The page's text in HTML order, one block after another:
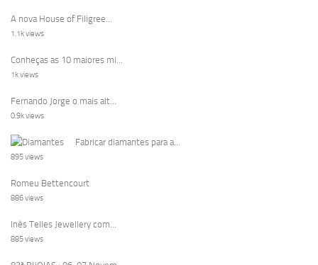
A nova House of Filigree...
1.1k views
Conheças as 10 maiores mi...
1k views
Fernando Jorge o mais alt...
0.9k views
Fabricar diamantes para a...
895 views
Romeu Bettencourt
886 views
Inês Telles Jewellery com...
885 views